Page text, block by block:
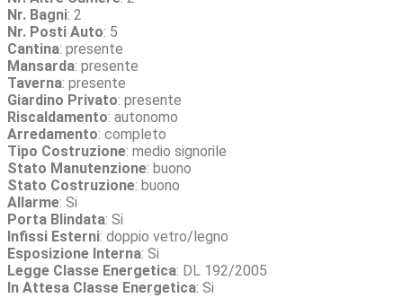
Nr. Bagni: 2
Nr. Posti Auto: 5
Cantina: presente
Mansarda: presente
Taverna: presente
Giardino Privato: presente
Riscaldamento: autonomo
Arredamento: completo
Tipo Costruzione: medio signorile
Stato Manutenzione: buono
Stato Costruzione: buono
Allarme: Si
Porta Blindata: Si
Infissi Esterni: doppio vetro/legno
Esposizione Interna: Si
Legge Classe Energetica: DL 192/2005
In Attesa Classe Energetica: Si